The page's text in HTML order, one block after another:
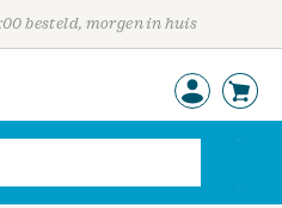
besteld, morgen in huis